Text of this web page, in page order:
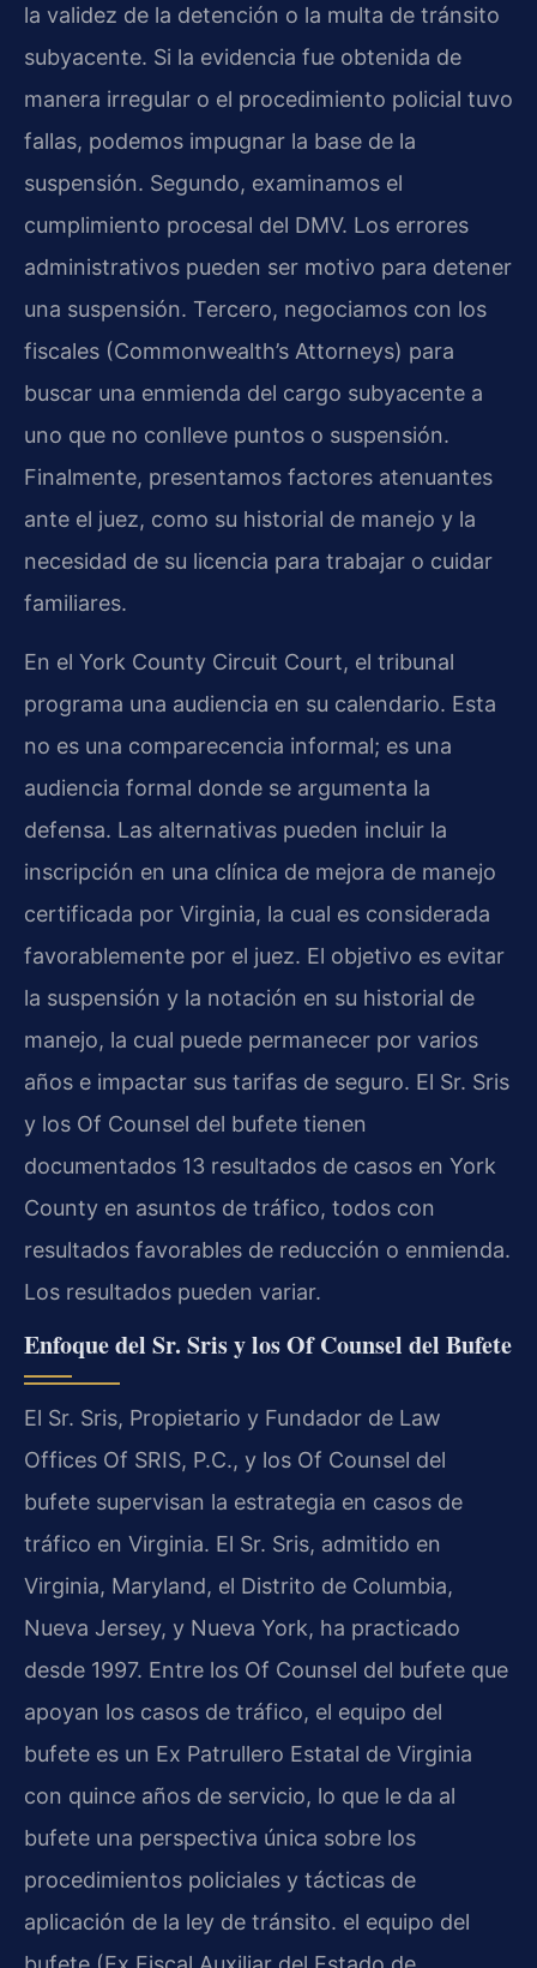
la validez de la detención o la multa de tránsito
subyacente. Si la evidencia fue obtenida de
manera irregular o el procedimiento policial tuvo
fallas, podemos impugnar la base de la
suspensión. Segundo, examinamos el
cumplimiento procesal del DMV. Los errores
administrativos pueden ser motivo para detener
una suspensión. Tercero, negociamos con los
fiscales (Commonwealth’s Attorneys) para
buscar una enmienda del cargo subyacente a
uno que no conlleve puntos o suspensión.
Finalmente, presentamos factores atenuantes
ante el juez, como su historial de manejo y la
necesidad de su licencia para trabajar o cuidar
familiares.
En el York County Circuit Court, el tribunal
programa una audiencia en su calendario. Esta
no es una comparecencia informal; es una
audiencia formal donde se argumenta la
defensa. Las alternativas pueden incluir la
inscripción en una clínica de mejora de manejo
certificada por Virginia, la cual es considerada
favorablemente por el juez. El objetivo es evitar
la suspensión y la notación en su historial de
manejo, la cual puede permanecer por varios
años e impactar sus tarifas de seguro. El Sr. Sris
y los Of Counsel del bufete tienen
documentados 13 resultados de casos en York
County en asuntos de tráfico, todos con
resultados favorables de reducción o enmienda.
Los resultados pueden variar.
Enfoque del Sr. Sris y los Of Counsel del Bufete
El Sr. Sris, Propietario y Fundador de Law
Offices Of SRIS, P.C., y los Of Counsel del
bufete supervisan la estrategia en casos de
tráfico en Virginia. El Sr. Sris, admitido en
Virginia, Maryland, el Distrito de Columbia,
Nueva Jersey, y Nueva York, ha practicado
desde 1997. Entre los Of Counsel del bufete que
apoyan los casos de tráfico, el equipo del
bufete es un Ex Patrullero Estatal de Virginia
con quince años de servicio, lo que le da al
bufete una perspectiva única sobre los
procedimientos policiales y tácticas de
aplicación de la ley de tránsito. el equipo del